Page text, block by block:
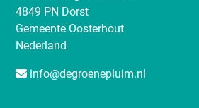
4849 PN Dorst
Gemeente Oosterhout
Nederland
info@degroenepluim.nl